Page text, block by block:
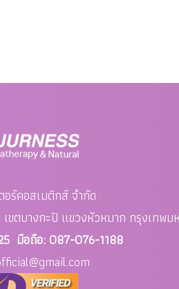
ร์คอสเมติกส์ จำกัด
ขตบางกะปิ แขวงหัวหมาก กรุงเทพม
มือถือ: 087-076-1188
@gmail.com